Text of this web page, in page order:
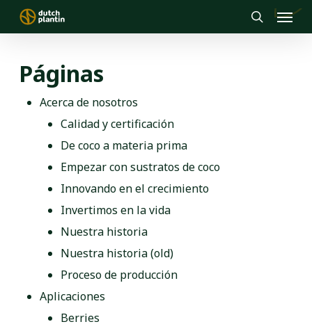
Skip
to
content
search
Menu
Páginas
Acerca de nosotros
Calidad y certificación
De coco a materia prima
Empezar con sustratos de coco
Innovando en el crecimiento
Invertimos en la vida
Nuestra historia
Nuestra historia (old)
Proceso de producción
Aplicaciones
Berries